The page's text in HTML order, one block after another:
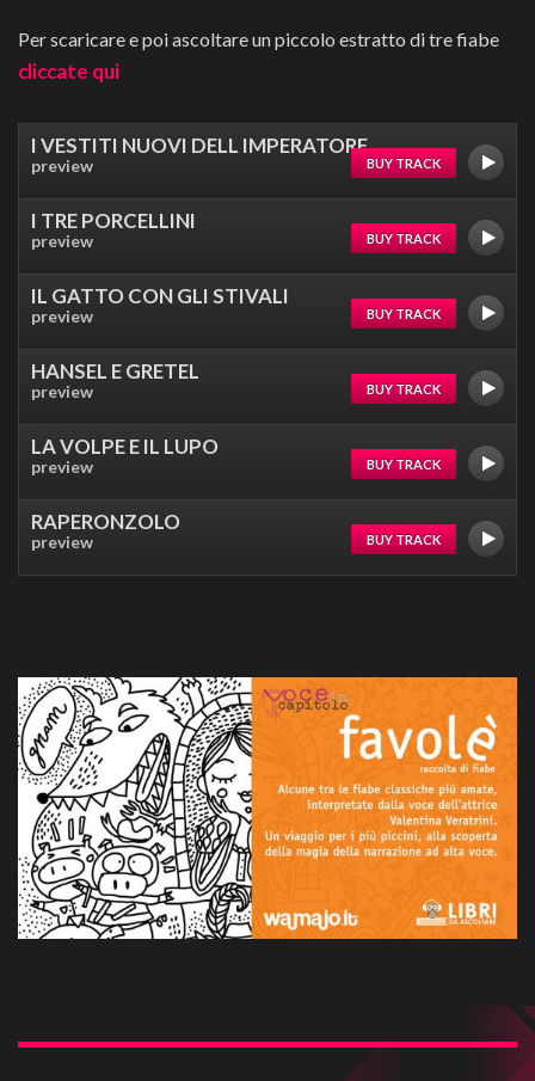
Per scaricare e poi ascoltare un piccolo estratto di tre fiabe
cliccate qui
I VESTITI NUOVI DELL IMPERATORE
preview BUY TRACK
I TRE PORCELLINI
preview BUY TRACK
IL GATTO CON GLI STIVALI
preview BUY TRACK
HANSEL E GRETEL
preview BUY TRACK
LA VOLPE E IL LUPO
preview BUY TRACK
RAPERONZOLO
preview BUY TRACK